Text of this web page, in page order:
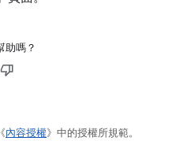
助嗎？
內容授權》中的授權所規範。